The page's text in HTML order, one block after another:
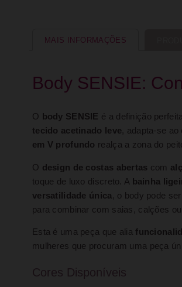
MAIS INFORMAÇÕES
Body SENSIE:
O body SENSIE é a definição
tecido acetinado leve, adapta-se
em V profundo realça a zona do
O design de costas abertas com
toque de luxo discreto. A bainha
versatilidade única , o body pode
para combinar com saias, calções ou
Esta é uma peça que alia
mulheres que procuram uma peça
Cores Disponíveis